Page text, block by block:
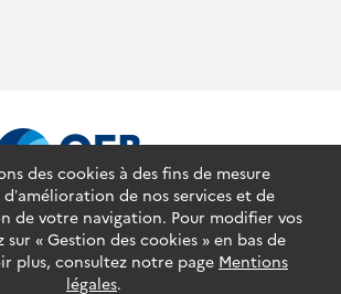
service-public.fr
legifrance.gouv.fr
data.gouv.fr
des cookies à des fins de mesure
d’amélioration de nos services et de
de votre navigation. Pour modifier vos
« Gestion des cookies » en bas de
plus, consultez notre page Mentions
légales.